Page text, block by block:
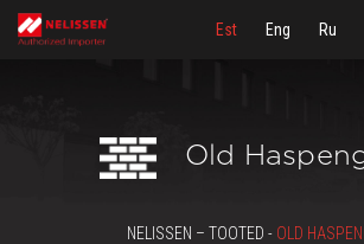
Est Eng Ru
Old
NELISSEN – TOOTED - OLD